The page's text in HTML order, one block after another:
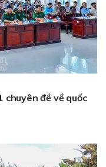
chuyên đề về quốc